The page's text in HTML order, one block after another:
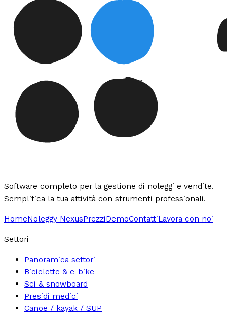
Software completo per la gestione di noleggi e vendite.
Semplifica la tua attività con strumenti professionali.
HomeNoleggy NexusPrezziDemoContattiLavora con noi
Settori
Panoramica settori
Biciclette & e-bike
Sci & snowboard
Presidi medici
Canoe / kayak / SUP